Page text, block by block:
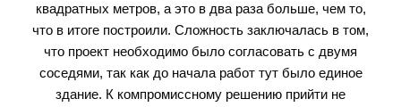
квадратных метров, а это в два раза больше, чем то,
что в итоге построили. Сложность заключалась в том,
что проект необходимо было согласовать с двумя
соседями, так как до начала работ тут было единое
здание. К компромиссному решению прийти не